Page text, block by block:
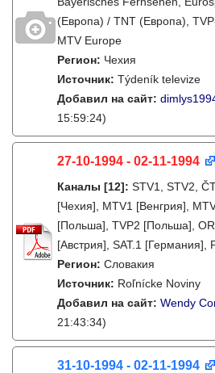
(Европа) / TNT (Европа),
MTV Europe
Регион: Чехия
Источник: Týdeník televize
Добавил на сайт:
15:59:24)
27-10-1994 - 02-11-1994
Каналы [12]: STV1, STV2,
[Чехия], MTV1 [Венгрия],
[Польша], TVP2 [Польша],
[Австрия], SAT.1 [Германия],
Регион: Словакия
Источник: Roľnícke Noviny
Добавил на сайт: Wendy
21:43:34)
31-10-1994 - 02-11-1994